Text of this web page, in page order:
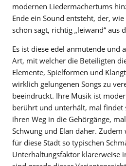
modernen Liedermachertums
Ende ein Sound entsteht, der,
schön sagt, richtig „leiwand“ aus
Es ist diese edel anmutende und
Art, mit welcher die Beteiligten
Elemente, Spielformen und
wirklich gelungenen Songs zu
beeindruckt. Ihre Musik ist
berührt und unterhält, mal findet
ihren Weg in die Gehörgänge,
Schwung und Elan daher.
für diese Stadt so typischen
Unterhaltungsfaktor klarerweise